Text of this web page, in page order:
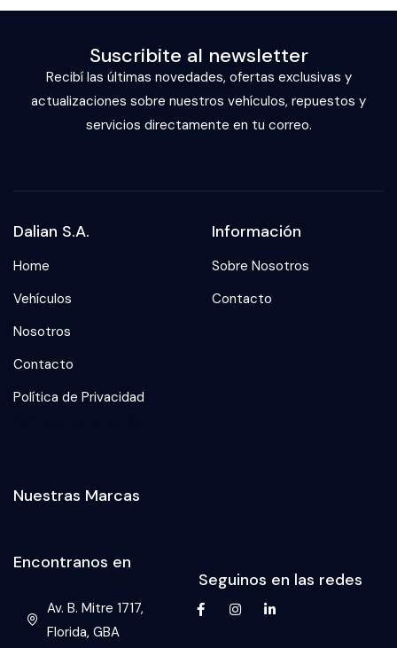
Suscribite al newsletter
Recibí las últimas novedades, ofertas exclusivas y
actualizaciones sobre nuestros vehículos, repuestos y
servicios directamente en tu correo.
Dalian S.A.
Home
Vehículos
Nosotros
Contacto
Política de Privacidad
Información
Sobre Nosotros
Contacto
Nuestras Marcas
Encontranos en
Av. B. Mitre 1717,
Florida, GBA
Seguinos en las redes